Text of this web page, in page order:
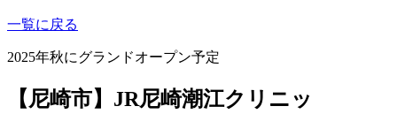
一覧に戻る
2025年秋にグランドオープン予定
【尼崎市】JR尼崎潮江クリニッ